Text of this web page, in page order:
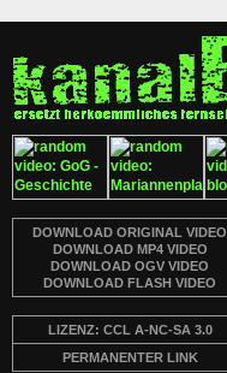
DOWNLOAD ORIGINAL VIDEO
DOWNLOAD MP4 VIDEO
DOWNLOAD OGV VIDEO
DOWNLOAD FLASH VIDEO
LIZENZ: CCL A-NC-SA 3.0
PERMANENTER LINK